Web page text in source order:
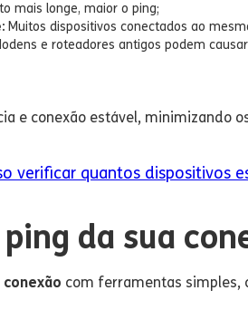
mais longe, maior o ping;
Muitos dispositivos conectados ao
e roteadores antigos podem
e conexão estável, minimizando
verificar quantos dispositivos
da sua
com ferramentas simples,